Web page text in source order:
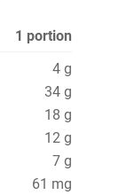
1 portion
4 g
34 g
18 g
12 g
7 g
61 mg